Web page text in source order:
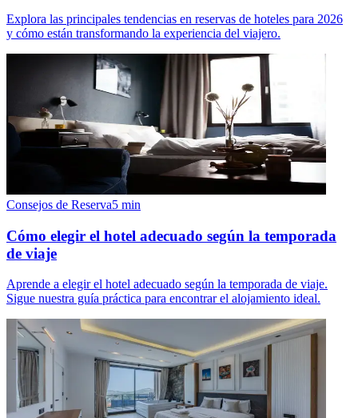
Explora las principales tendencias en reservas de hoteles para 2026
y cómo están transformando la experiencia del viajero.
Consejos de Reserva5 min
Cómo elegir el hotel adecuado según la temporada
de viaje
Aprende a elegir el hotel adecuado según la temporada de viaje.
Sigue nuestra guía práctica para encontrar el alojamiento ideal.